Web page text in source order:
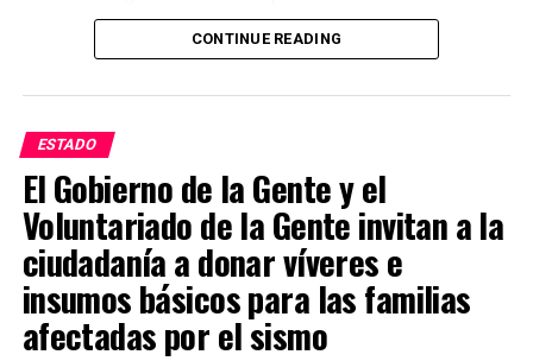
delictivo mantiene presencia en varios estados del país y
lo consideran uno de los principales generadores de
violencia. Mientras tanto, las investigaciones continúan
y las autoridades mexicanas y estadounidenses
mantienen la búsqueda de Juan Carlos Valencia
González para que responda ante la justicia por los
delitos que se le atribuyen.
CONTINUE READING
ESTADO
El Gobierno de la Gente y el
Voluntariado de la Gente invitan a la
ciudadanía a donar víveres e
insumos básicos para las familias
afectadas por el sismo